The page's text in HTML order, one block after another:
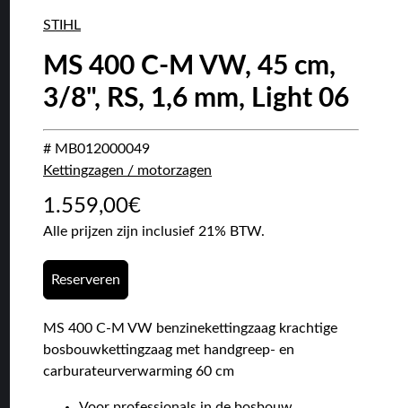
STIHL
MS 400 C-M VW, 45 cm,
3/8", RS, 1,6 mm, Light 06
# MB012000049
Kettingzagen / motorzagen
1.559,00€
Alle prijzen zijn inclusief 21% BTW.
Reserveren
MS 400 C-M VW benzinekettingzaag krachtige
bosbouwkettingzaag met handgreep- en
carburateurverwarming 60 cm